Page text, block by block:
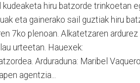
kudeaketa hiru batzorde trinkoetan
eta gainerako sail guztiak hiru
7ko plenoan. Alkatetzaren
urteetan. Hauexek:
Arduraduna: Maribel
agentzia...